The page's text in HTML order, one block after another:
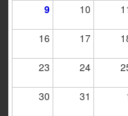
9 10
16 17
23 24
30 31